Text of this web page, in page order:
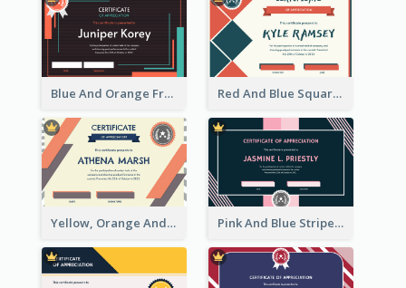
Blue And Orange Frame Dark Certificate Red And Blue Squares Pattern Certificate
Yellow, Orange And Blue Sunburst Certificate Pink And Blue Stripes Patterns Certificate